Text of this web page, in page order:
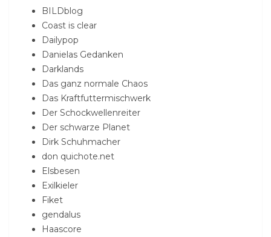
BILDblog
Coast is clear
Dailypop
Danielas Gedanken
Darklands
Das ganz normale Chaos
Das Kraftfuttermischwerk
Der Schockwellenreiter
Der schwarze Planet
Dirk Schuhmacher
don quichote.net
Elsbesen
Exilkieler
Fiket
gendalus
Haascore